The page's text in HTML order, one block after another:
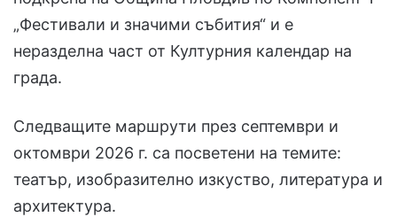
„Фестивали и значими събития“ и е
неразделна част от Културния календар на
града.
Следващите маршрути през септември и
октомври 2026 г. са посветени на темите:
театър, изобразително изкуство, литература и
архитектура.